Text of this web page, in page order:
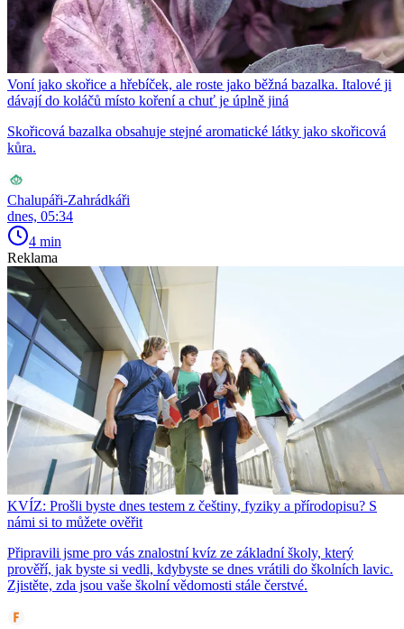
Voní jako skořice a hřebíček, ale roste jako běžná bazalka. Italové ji
dávají do koláčů místo koření a chuť je úplně jiná
Skořicová bazalka obsahuje stejné aromatické látky jako skořicová
kůra.
Chalupáři-Zahrádkáři
dnes, 05:34
4 min
Reklama
KVÍZ: Prošli byste dnes testem z češtiny, fyziky a přírodopisu? S
námi si to můžete ověřit
Připravili jsme pro vás znalostní kvíz ze základní školy, který
prověří, jak byste si vedli, kdybyste se dnes vrátili do školních lavic.
Zjistěte, zda jsou vaše školní vědomosti stále čerstvé.